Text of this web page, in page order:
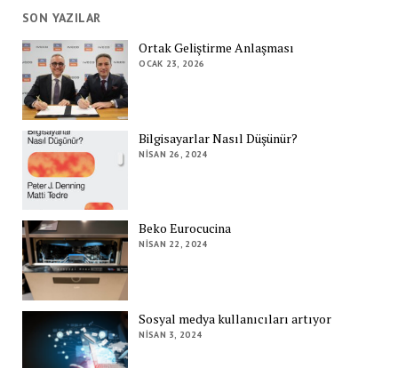
SON YAZILAR
Ortak Geliştirme Anlaşması
OCAK 23, 2026
Bilgisayarlar Nasıl Düşünür?
NISAN 26, 2024
Beko Eurocucina
NISAN 22, 2024
Sosyal medya kullanıcıları artıyor
NISAN 3, 2024